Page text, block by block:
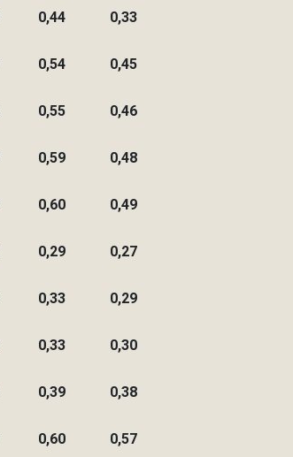
0,44 0,33
0,54 0,45
0,55 0,46
0,59 0,48
0,60 0,49
0,29 0,27
0,33 0,29
0,33 0,30
0,39 0,38
0,60 0,57